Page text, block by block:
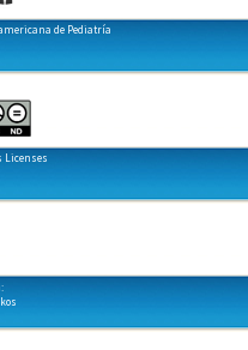
de Pediatría
Licenses